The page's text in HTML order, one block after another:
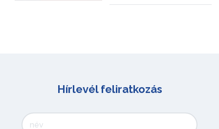
Hírlevél feliratkozás